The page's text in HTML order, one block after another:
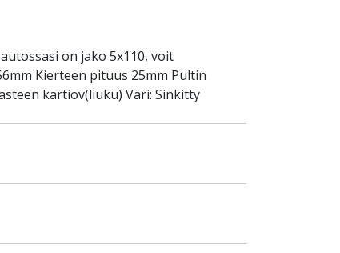
on jako 5x110, voit
Kierteen pituus 25mm Pultin
kartiov(liuku) Väri: Sinkitty